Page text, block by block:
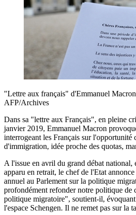
"Lettre aux français" d'Emmanuel
AFP/Archives
Dans sa "lettre aux Français", en pleine
janvier 2019, Emmanuel Macron
interrogeant les Français sur l'opportunité
d'immigration, idée proche des quotas,
A l'issue en avril du grand débat national,
apparu en retrait, le chef de l'Etat
annuel au Parlement sur la politique
profondément refonder notre politique de
politique migratoire", soutient-il,
l'espace Schengen. Il ne remet pas sur la